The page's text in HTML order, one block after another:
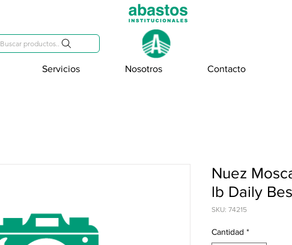
Buscar productos..
Servicios Nosotros Contacto
Nuez
lb Daily
SKU: 74215
Cantidad *